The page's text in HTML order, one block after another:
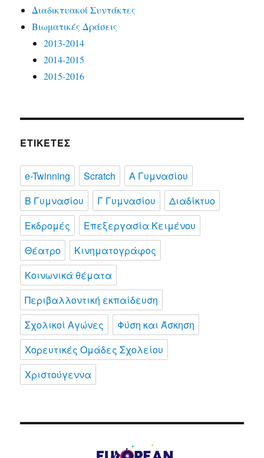
Διαδικτυακοί Συντάκτες
Βιωματικές Δράσεις
2013-2014
2014-2015
2015-2016
ΕΤΙΚΈΤΕΣ
e-Twinning Scratch
Α Γυμνασίου
Β Γυμνασίου
Γ Γυμνασίου
Διαδίκτυο
Εκδρομές
Επεξεργασία Κειμένου
Θέατρο
Κινηματογράφος
Κοινωνικά θέματα
Περιβαλλοντική εκπαίδευση
Σχολικοί Αγώνες
Φύση και Άσκηση
Χορευτικές Ομάδες Σχολείου
Χριστούγεννα